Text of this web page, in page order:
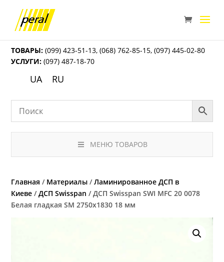
ТОВАРЫ: (099) 423-51-13,(068) 762-85-15,(097) 445-02-80
УСЛУГИ: (097) 487-18-70
UA RU
МЕНЮ ТОВАРОВ
Главная / Материалы /Ламинированное ДСП в
Киеве /ДСП Swisspan / ДСП Swisspan SWI MFC 20 0078
Белая гладкая SM 2750х1830 18 мм